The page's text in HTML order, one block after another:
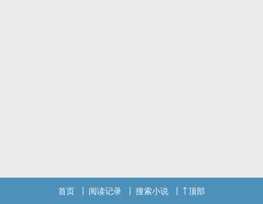
首页 阅读记录 搜索小说 顶部